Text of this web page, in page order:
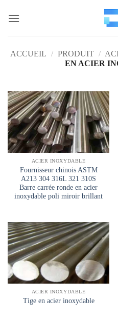
ACCUEIL / PRODUIT /
EN ACIER
ACIER INOXYDABLE
Fournisseur chinois ASTM
A213 304 316L 321 310S
Barre carrée ronde en acier
inoxydable poli miroir brillant
ACIER INOXYDABLE
Tige en acier inoxydable